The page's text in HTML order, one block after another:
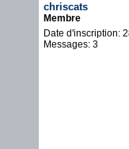
chriscats
Membre
Date d'inscription:
Messages: 3